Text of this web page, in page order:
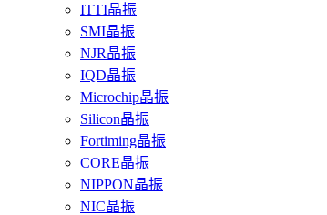
ITTI晶振
SMI晶振
NJR晶振
IQD晶振
Microchip晶振
Silicon晶振
Fortiming晶振
CORE晶振
NIPPON晶振
NIC晶振